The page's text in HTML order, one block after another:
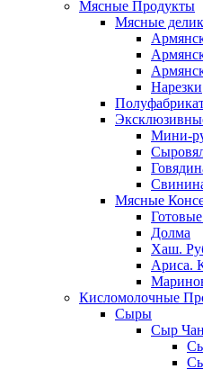
Мясные Продукты
Мясные
Нарезки
Мини-
Мясные
Долма
Хаш.
Ариса.
Кисломолочные
Сыры
Сыр